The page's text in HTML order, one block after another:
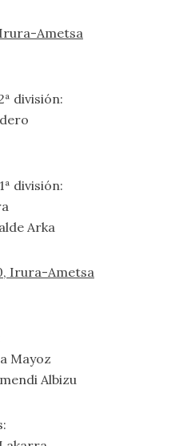
Irura-Ametsa
división:
división:
Arka
Irura-Ametsa
Mayoz
Albizu